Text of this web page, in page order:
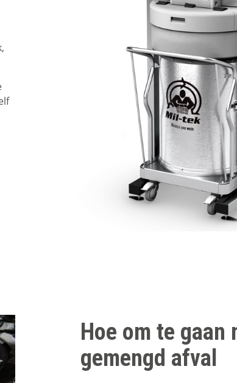
Hoe om te gaan
gemengd afval